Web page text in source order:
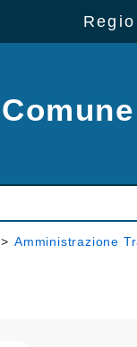
> Amministrazione